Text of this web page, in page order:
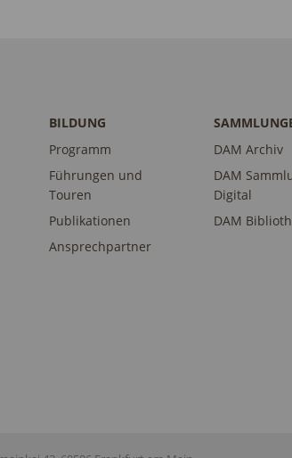
BILDUNG
Programm
Führungen und
Touren
Publikationen
Ansprechpartner
DAM Archiv
DAM
Digital
DAM